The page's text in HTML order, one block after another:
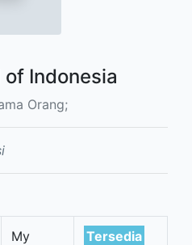
Indonesia
Orang;
My
Tersedia